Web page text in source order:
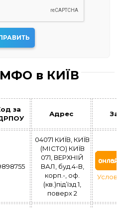
в КИЇВ
за
Адрес
04071 КИЇВ, КИЇВ
(МІСТО) КИЇВ
071, ВЕРХНІЙ
ВАЛ, буд.4-В,
корп.-, оф.
(кв.)під’їзд 1,
поверх 2